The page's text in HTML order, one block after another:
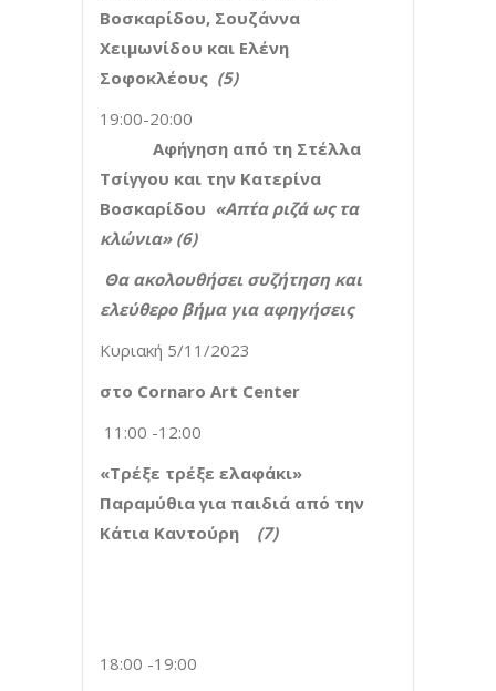
Βοσκαρίδου, Σουζάννα
Χειμωνίδου και Ελένη
Σοφοκλέους (5)
19:00-20:00
Αφήγηση από τη Στέλλα
Τσίγγου και την Κατερίνα
Βοσκαρίδου «Απ΄τα ριζά ως τα
κλώνια» (6)
Θα ακολουθήσει συζήτηση και
ελεύθερο βήμα για αφηγήσεις
Κυριακή 5/11/2023
στο Cornaro Art Center
11:00 -12:00
«Τρέξε τρέξε ελαφάκι»
Παραμύθια για παιδιά από την
Κάτια Καντούρη (7)
18:00 -19:00